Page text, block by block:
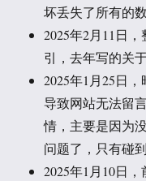
坏丢失了所有的数
2025年2月11日
引，去年写的关
2025年1月25日
导致网站无法留
情，主要是因为
问题了，只有碰
2025年1月10日